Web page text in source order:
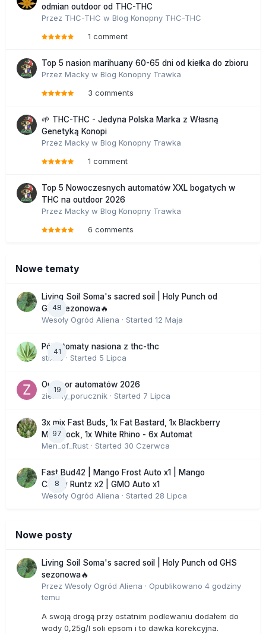
odmian outdoor od THC-THC
Przez THC-THC w Blog Konopny THC-THC
1 comment
Top 5 nasion marihuany 60-65 dni od kiełka do zbioru
Przez Macky w Blog Konopny Trawka
3 comments
🌱 THC-THC - Jedyna Polska Marka z Własną
Genetyką Konopi
Przez Macky w Blog Konopny Trawka
1 comment
Top 5 Nowoczesnych automatów XXL bogatych w
THC na outdoor 2026
Przez Macky w Blog Konopny Trawka
6 comments
Nowe tematy
48
Living Soil Soma's sacred soil | Holy Punch od
GHS sezonowa🔥
Wesoły Ogród Aliena · Started 12 Maja
41
Półautomaty nasiona z thc-thc
stix33 · Started 5 Lipca
19
Outdoor automatów 2026
zielony_porucznik · Started 7 Lipca
97
3x mix Fast Buds, 1x Fat Bastard, 1x Blackberry
Moonrock, 1x White Rhino - 6x Automat
Men_of_Rust · Started 30 Czerwca
8
Fast Bud42 | Mango Frost Auto x1 | Mango
Cherry Runtz x2 | GMO Auto x1
Wesoły Ogród Aliena · Started 28 Lipca
Nowe posty
Living Soil Soma's sacred soil | Holy Punch od GHS
sezonowa🔥
Przez Wesoły Ogród Aliena · Opublikowano 4 godziny
temu
A swoją drogą przy ostatnim podlewaniu dodałem do
wody 0,25g/l soli epsom i to dawka korekcyjna.